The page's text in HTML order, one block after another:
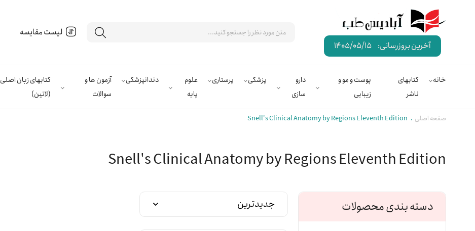
آخرین بروزرسانی: 1405/05/15
لیست مقایسه
خانه
کتابهای
ناشر
پوست و مو و
زیبایی
دارو
سازی
پزشکی پرستاری
علوم
پایه
دندانپزشکی
آزمون ها و
سوالات
کتابهای زبان اصلی
(لاتین)
صفحه اصلی Snell's Clinical Anatomy by Regions Eleventh Edition
Snell's Clinical Anatomy by Regions Eleventh Edition
دسته بندی محصولات